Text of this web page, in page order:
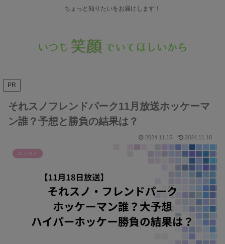
ちょっと知りたいをお届けします！
PR
それスノフレンドパーク11月放送ホッケーマ
ン誰？予想と勝負の結果は？
2024.11.15 2024.11.18
エンタメ